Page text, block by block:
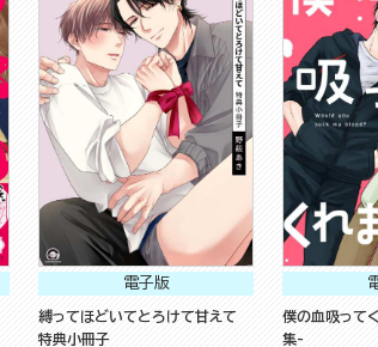
電子版
縛ってほどいてとろけて甘えて
特典小冊子
僕の血吸って
集-